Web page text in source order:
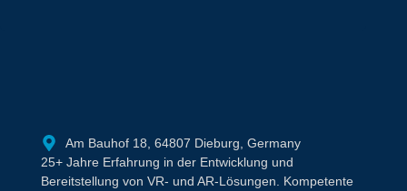
Am Bauhof 18, 64807 Dieburg, Germany
25+ Jahre Erfahrung in der Entwicklung und
Bereitstellung von VR- und AR-Lösungen. Kompetente